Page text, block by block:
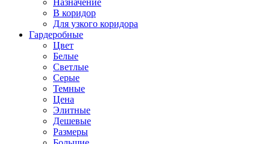
Назначение
В коридор
Для узкого коридора
Гардеробные
Цвет
Белые
Светлые
Серые
Темные
Цена
Элитные
Дешевые
Размеры